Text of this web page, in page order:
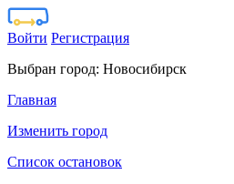
Войти Регистрация
Выбран город: Новосибирск
Главная
Изменить город
Список остановок